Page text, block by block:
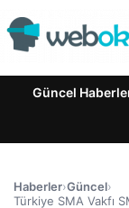
Güncel
Haberler›Güncel›
Türkiye SMA Vakfı